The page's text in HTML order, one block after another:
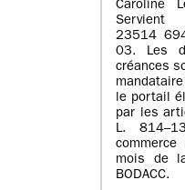
Caroline
23514
03. Les
créances
le portail
par les
L.
mois de
BODACC.